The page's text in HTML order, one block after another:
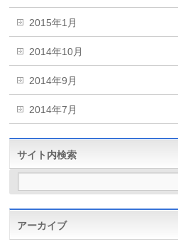
2015年1月
2014年10月
2014年9月
2014年7月
サイト内検索
アーカイブ